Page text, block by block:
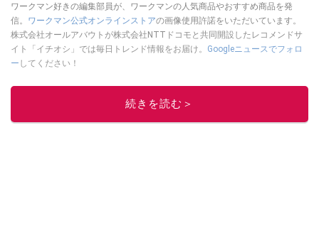
ワークマン好きの編集部員が、ワークマンの人気商品やおすすめ商品を発
信。 ワークマン公式オンラインストアの画像使用許諾をいただいています。
株式会社オールアバウトが株式会社NTTドコモと共同開設したレコメンドサ
イト「イチオシ」では毎日トレンド情報をお届け。 Googleニュースでフォロ
ー してください！
このイチオシストの他の記事を読む
続きを読む＞